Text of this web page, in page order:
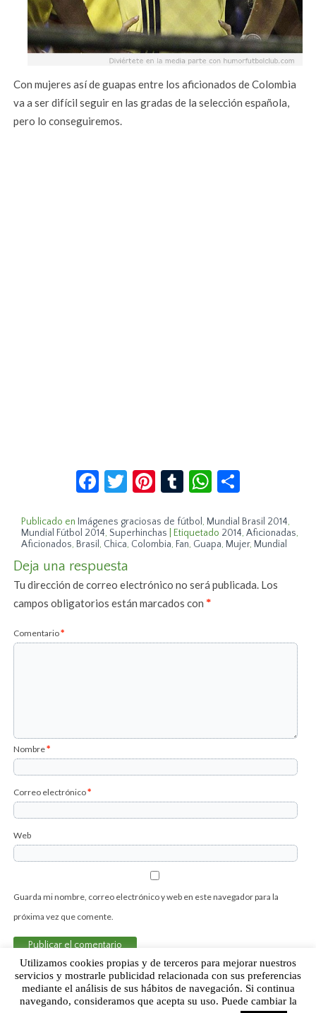
Con mujeres así de guapas entre los aficionados de Colombia
va a ser difícil seguir en las gradas de la selección española,
pero lo conseguiremos.
Facebook
Twitter
Pinterest
TumblrWhatsApp
Publicado en Imágenes graciosas de fútbol , Mundial Brasil 2014,
Mundial Fútbol 2014, Superhinchas Etiquetado 2014,Aficionadas,
Aficionados, Brasil , Chica, Colombia, Fan, Guapa, Mujer, Mundial
Deja una respuesta
Tu dirección de correo electrónico no será publicada. Los
campos obligatorios están marcados con*
Comentario*
Nombre*
Correo electrónico*
Web
Guarda mi nombre, correo electrónico y web en este navegador para la
próxima vez que comente.
Sobre Humor Fútbol Club | Aviso legal |Contacto
Utilizamos cookies propias y de terceros para mejorar nuestros
servicios y mostrarle publicidad relacionada con sus preferencias
mediante el análisis de sus hábitos de navegación. Si continua
navegando, consideramos que acepta su uso. Puede cambiar la